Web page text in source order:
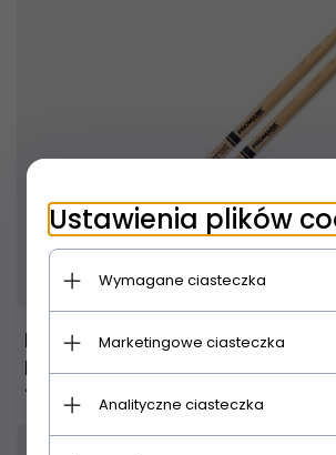
Produkt dostępny!
Promark TX707W Simon Phillips
hickorowe
74, 00 PLN
Ustawienia plików
Wymagane ciasteczka
Marketingowe ciasteczka
Analityczne ciasteczka